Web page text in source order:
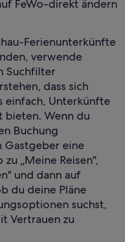
FeWo-direkt ändern
Ferienunterkünfte
verwende
Suchfilter
dass sich
einfach, Unterkünfte
bieten. Wenn du
Buchung
Gastgeber eine
„Meine Reisen",
und dann auf
du deine Pläne
suchst,
Vertrauen zu